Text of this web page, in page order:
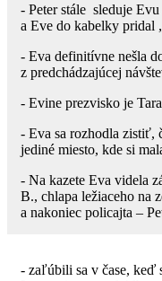
- Peter stále sleduje
a Eve do kabelky pridal
- Eva definitívne nešla
z predchádzajúcej
- Evine prezvisko je
- Eva sa rozhodla zistiť,
jediné miesto, kde si
- Na kazete Eva videla
B., chlapa ležiaceho na
a nakoniec policajta –
- zaľúbili sa v čase, keď